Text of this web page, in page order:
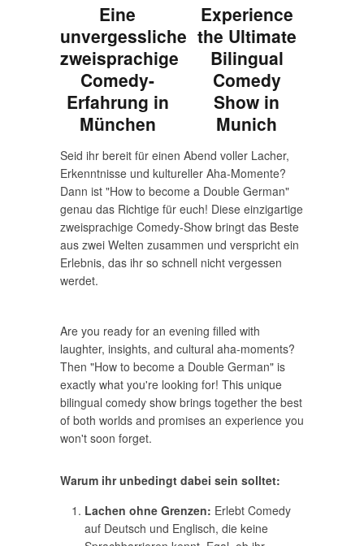
Eine
unvergessliche
zweisprachige
Comedy-
Erfahrung in
München
Experience
the Ultimate
Bilingual
Comedy
Show in
Munich
Seid ihr bereit für einen Abend voller Lacher,
Erkenntnisse und kultureller Aha-Momente?
Dann ist "How to become a Double German"
genau das Richtige für euch! Diese einzigartige
zweisprachige Comedy-Show bringt das Beste
aus zwei Welten zusammen und verspricht ein
Erlebnis, das ihr so schnell nicht vergessen
werdet.
Are you ready for an evening filled with
laughter, insights, and cultural aha-moments?
Then "How to become a Double German" is
exactly what you're looking for! This unique
bilingual comedy show brings together the best
of both worlds and promises an experience you
won't soon forget.
Warum ihr unbedingt dabei sein solltet:
Lachen ohne Grenzen: Erlebt Comedy
auf Deutsch und Englisch, die keine